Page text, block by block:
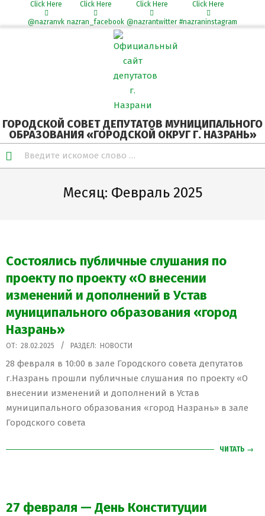
Click Here
@nazranvk
Click Here
nazran_facebook
Click Here
@nazrantwitter
Click Here
#nazraninstagram
ГОРОДСКОЙ СОВЕТ ДЕПУТАТОВ МУНИЦИПАЛЬНОГО
ОБРАЗОВАНИЯ «ГОРОДСКОЙ ОКРУГ Г. НАЗРАНЬ»
Месяц: Февраль 2025
Состоялись публичные слушания по
проекту по проекту «О внесении
изменений и дополнений в Устав
муниципального образования «город
Назрань»
2025-
02-
28
ОТ: 28.02.2025 РАЗДЕЛ: НОВОСТИ
28 февраля в 10:00 в зале Городского совета депутатов
г.Назрань прошли публичные слушания по проекту «О
внесении изменений и дополнений в Устав
муниципального образования «город Назрань» в зале
Городского совета
ЧИТАТЬ →
27 февраля — День Конституции